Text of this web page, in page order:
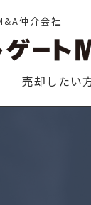
仲介会社
売却したい